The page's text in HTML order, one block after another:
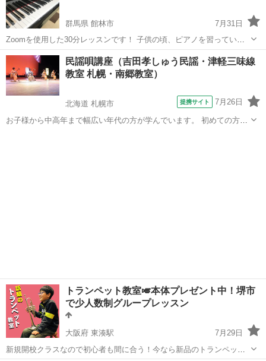
群馬県 館林市
7月31日
Zoomを使用した30分レッスンです！ 子供の頃、ピアノを習っていた
けど、楽譜が読めない！ 大人になって、何か楽器が演奏したいけど楽
譜が読めないない！ 楽譜は難しいと言う先入観を持たれている方も多
いと思いますが、基礎から順番...
群馬 館林市 その他 オカリナ
民謡唄講座（吉田孝しゅう民謡・津軽三味線
教室 札幌・南郷教室）
北海道 札幌市 提携サイト 7月26日
お子様から中高年まで幅広い年代の方が学んでいます。 初めての方も
トランペット教室🎺本体プレゼント中！堺市
で少人数制グループレッスン
大阪府 東湊駅
7月29日
新規開校クラスなので初心者も間に合う！今なら新品のトランペット